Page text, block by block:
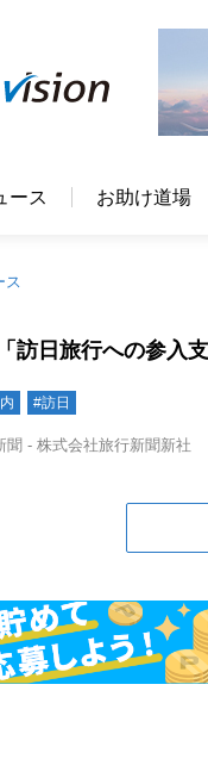
ース お助け道場
ス
訪日旅行への参入
#訪日
聞 - 株式会社旅行新聞新社